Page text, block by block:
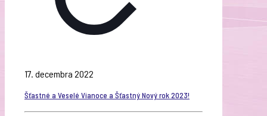
17. decembra 2022
Šťastné a Veselé Vianoce a Šťastný Nový rok 2023!